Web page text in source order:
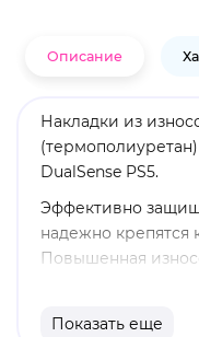
Описание
Накладки из
DualSense PS5.
Эффективно
надежно крепятся
Повышенная
Показать еще